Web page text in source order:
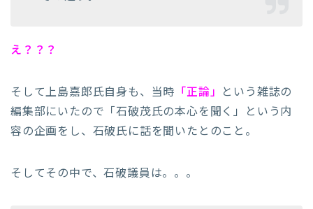
え？？？
そして上島嘉郎氏自身も、当時 「正論」 という雑誌の
編集部にいたので「石破茂氏の本心を聞く」という内
容の企画をし、石破氏に話を聞いたとのこと。
そしてその中で、石破議員は。。。